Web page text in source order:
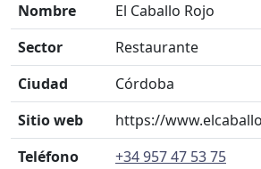
Nombre
El Caballo Rojo
Sector
Restaurante
Ciudad
Córdoba
Sitio web
https://
Teléfono
+34 957 47 53 75